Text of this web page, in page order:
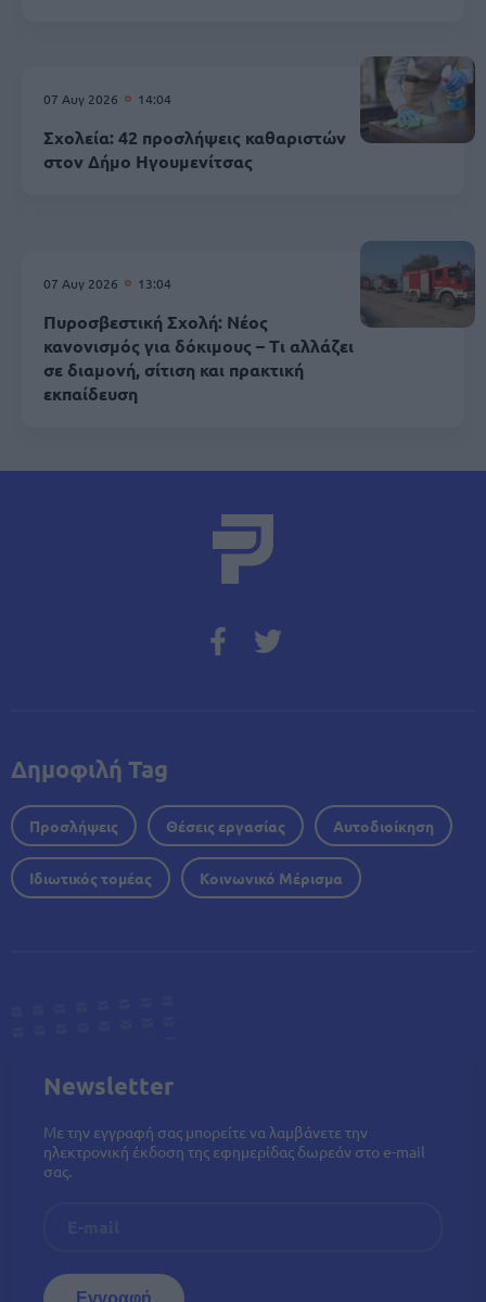
07 Αυγ 2026 14:04
Σχολεία: 42 προσλήψεις καθαριστών
στον Δήμο Ηγουμενίτσας
07 Αυγ 2026 13:04
Πυροσβεστική Σχολή: Νέος
κανονισμός για δόκιμους – Τι αλλάζει
σε διαμονή, σίτιση και πρακτική
εκπαίδευση
Δημοφιλή Tag
Προσλήψεις Θέσεις εργασίας Αυτοδιοίκηση
Ιδιωτικός τομέας Κοινωνικό Μέρισμα
Newsletter
Με την εγγραφή σας μπορείτε να λαμβάνετε την
ηλεκτρονική έκδοση της εφημερίδας δωρεάν στο e-mail
σας.